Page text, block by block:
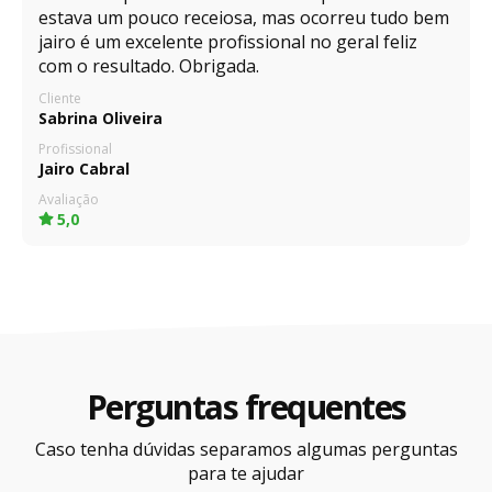
estava um pouco receiosa, mas ocorreu tudo bem
jairo é um excelente profissional no geral feliz
com o resultado. Obrigada.
Cliente
Sabrina Oliveira
Profissional
Jairo Cabral
Avaliação
5,0
Perguntas frequentes
Caso tenha dúvidas separamos algumas perguntas
para te ajudar